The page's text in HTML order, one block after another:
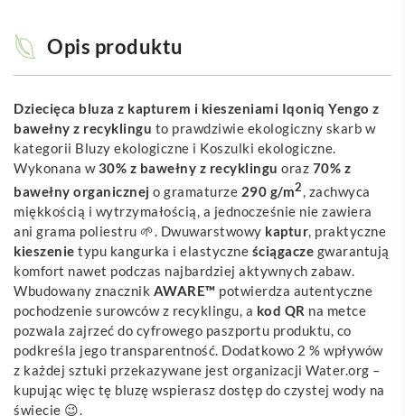
Opis produktu
Dziecięca bluza z kapturem i kieszeniami Iqoniq Yengo z
bawełny z recyklingu to prawdziwie ekologiczny skarb w
kategorii Bluzy ekologiczne i Koszulki ekologiczne.
Wykonana w30% z bawełny z recyklingu oraz 70% z
bawełny organicznej o gramaturze 290 g/m2, zachwyca
miękkością i wytrzymałością, a jednocześnie nie zawiera
ani grama poliestru 🌱. Dwuwarstwowy kaptur, praktyczne
kieszenie typu kangurka i elastyczne ściągacze gwarantują
komfort nawet podczas najbardziej aktywnych zabaw.
Wbudowany znacznik AWARE™ potwierdza autentyczne
pochodzenie surowców z recyklingu, a kod QR na metce
pozwala zajrzeć do cyfrowego paszportu produktu, co
podkreśla jego transparentność. Dodatkowo 2 % wpływów
z każdej sztuki przekazywane jest organizacji Water.org –
kupując więc tę bluzę wspierasz dostęp do czystej wody na
świecie 😉.